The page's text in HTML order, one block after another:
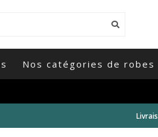
Nos catégories de robes